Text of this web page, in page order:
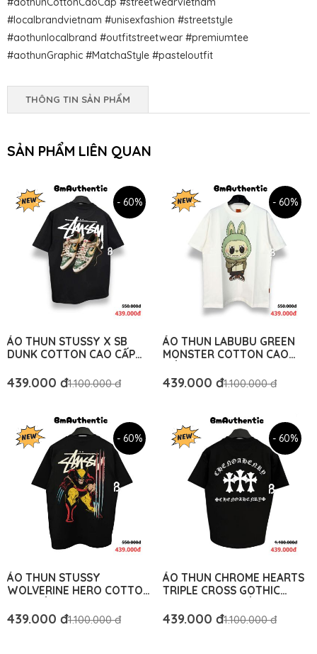
#localbrandvietnam #unisexfashion #streetstyle
#aothunlocalbrand #outfitstreetwear #premiumtee
#aothunGraphic #MatchaStyle #pasteloutfit
THÔNG TIN SẢN PHẨM
SẢN PHẨM LIÊN QUAN
- 60%
ÁO THUN STUSSY X SB
DUNK COTTON CAO CẤP
AUTHENTIC
439.000 đ1.100.000 đ
- 60%
ÁO THUN LABUBU GREEN
MONSTER COTTON CAO
AUTHENTIC
439.000 đ1.100.000 đ
- 60%
ÁO THUN STUSSY
WOLVERINE HERO COTTON
AUTHENTIC
439.000 đ1.100.000 đ
- 60%
ÁO THUN CHROME HEARTS
TRIPLE CROSS GOTHIC
RỘNG – BM AUTHENTIC
439.000 đ1.100.000 đ